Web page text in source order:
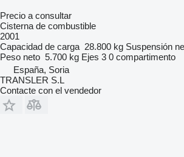
Precio a consultar
Cisterna de combustible
2001
Capacidad de carga 28.800 kg Suspensión
Peso neto 5.700 kg Ejes 3 0 compartimento
España, Soria
TRANSLER S.L
Contacte con el vendedor